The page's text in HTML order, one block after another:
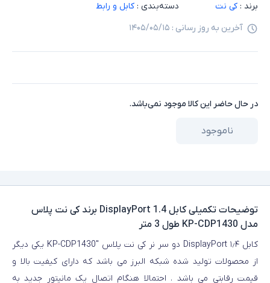
برند : کی نت دسته‌بندی : کابل و رابط
آخرین به روز رسانی : ۱۴۰۵/۰۵/۱۵
در حال حاضر این کالا موجود نمی‌باشد.
ناموجود
توضیحات تکمیلی
کابل 1.4 DisplayPort برند کی نت پلاس
مدل KP-CDP1430 طول 3 متر
کابل ۱٫۴ DisplayPort دو سر نر کی نت پلاس KP-CDP1430″ یکی دیگر
از محصولات تولید شده شبکه البرز می باشد که دارای کیفیت بالا و
قیمت رقابتی می باشد . احتمالا هنگام اتصال یک مانیتور جدید به